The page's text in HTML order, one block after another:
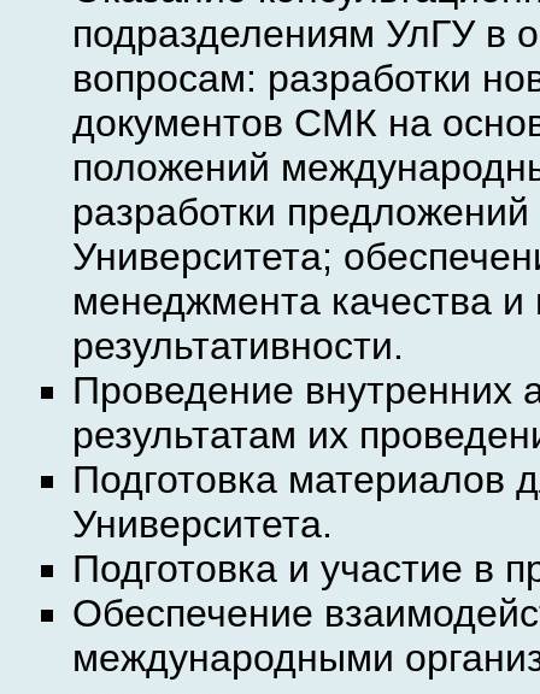
подразделениям УлГУ в
вопросам: разработки
документов СМК на
положений
разработки
Университета;
менеджмента качества и
результативности.
Проведение внутренних
результатам их
Подготовка материалов
Университета.
Подготовка и участие в
Обеспечение
международными